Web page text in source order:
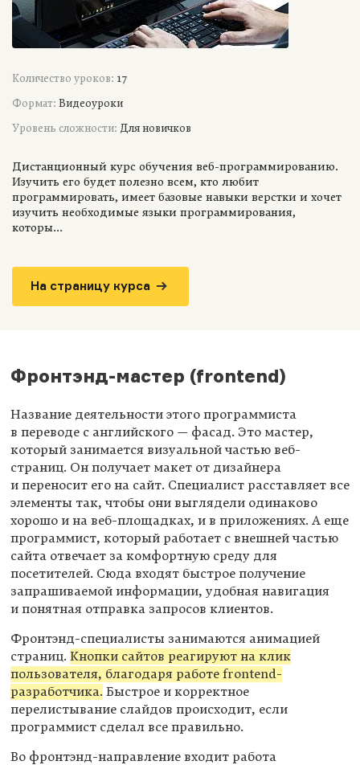
Количество уроков: 17
Формат: Видеоуроки
Уровень сложности: Для новичков
Дистанционный курс обучения веб-программированию.
Изучить его будет полезно всем, кто любит
программировать, имеет базовые навыки верстки и хочет
изучить необходимые языки программирования,
которы...
На страницу курса
Фронтэнд-мастер (frontend)
Название деятельности этого программиста
в переводе с английского — фасад. Это мастер,
который занимается визуальной частью веб-
страниц. Он получает макет от дизайнера
и переносит его на сайт. Специалист расставляет все
элементы так, чтобы они выглядели одинаково
хорошо и на веб-площадках, и в приложениях. А еще
программист, который работает с внешней частью
сайта отвечает за комфортную среду для
посетителей. Сюда входят быстрое получение
запрашиваемой информации, удобная навигация
и понятная отправка запросов клиентов.
Фронтэнд-специалисты занимаются анимацией
страниц. Кнопки сайтов реагируют на клик
пользователя, благодаря работе frontend-
разработчика. Быстрое и корректное
перелистывание слайдов происходит, если
программист сделал все правильно.
Во фронтэнд-направление входит работа